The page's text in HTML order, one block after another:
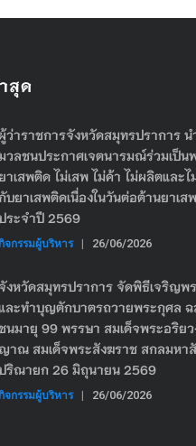
สุด
ผู้ว่าราชการจังหวัดสมุทรปราการ
วลชนประกาศเจตนารมณ์ร่วมเป็น
าเสพติด ไม่เสพ ไม่ค้า ไม่ผลิตและไ
บยาเสพติดเนื่องในวันต่อต้านยาเส
ระจำปี 2569
จกรรมผู้บริหาร | 26/06/2026
งหวัดสมุทรปราการ จัดพิธีเจริญพ
ละทำบุญตักบาตรถวายพระกุศล ฉ
นมายุ 99 พรรษา สมเด็จพระอริย
าณ สมเด็จพระสังฆราช สกลมหา
ริณายก 26 มิถุนายน 2569
จกรรมผู้บริหาร | 26/06/2026